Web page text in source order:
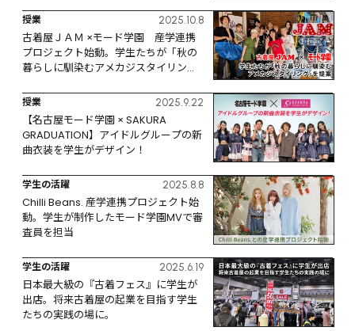
授業 2025.10.8
古着屋ＪＡＭ ×モード学園　産学連携
プロジェクト始動。学生たちが「秋の
暮らしに馴染むアメカジスタイリン
授業 2025.9.22
【名古屋モード学園 × SAKURA
GRADUATION】アイドルグループの新
曲衣装を学生がデザイン！
学生の活躍 2025.8.8
Chilli Beans. 産学連携プロジェクト始
動。学生が制作したモード学園MVで審
査員を担当
学生の活躍 2025.6.19
日本最大級の『古着フェス』に学生が
出店。将来古着屋の起業を目指す学生
たちの実践の場に。